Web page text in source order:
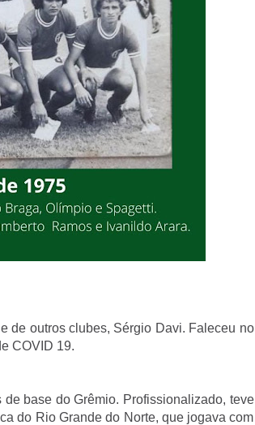
de outros clubes, Sérgio Davi. Faleceu no
COVID 19.
base do Grêmio. Profissionalizado, teve
do Rio Grande do Norte, que jogava com